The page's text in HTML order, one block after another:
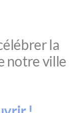
la
notre ville